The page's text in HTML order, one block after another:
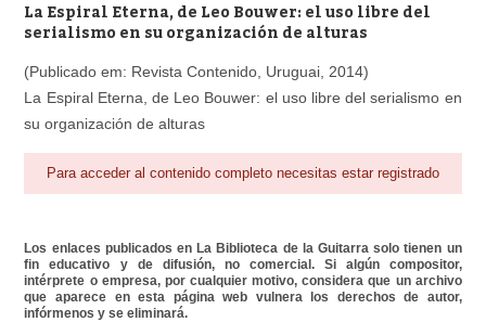
Reproductor
La Espiral Eterna, de Leo Bouwer: el uso libre del
serialismo en su organización de alturas
(Publicado em: Revista Contenido, Uruguai, 2014)
La Espiral Eterna, de Leo Bouwer: el uso libre del serialismo en
su organización de alturas
Para acceder al contenido completo necesitas estar registrado
Los enlaces publicados en La Biblioteca de la Guitarra solo tienen un
fin educativo y de difusión, no comercial. Si algún compositor,
intérprete o empresa, por cualquier motivo, considera que un archivo
que aparece en esta página web vulnera los derechos de autor,
infórmenos y se eliminará.